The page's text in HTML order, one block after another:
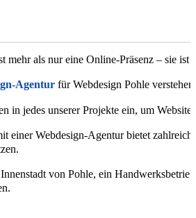
Webdesign für Pohle
mehr als nur eine Online-Präsenz – sie
Agenturfür Webdesign Pohle
in jedes unserer Projekte ein, um
einer Webdesign-Agentur bietet
von Pohle, ein